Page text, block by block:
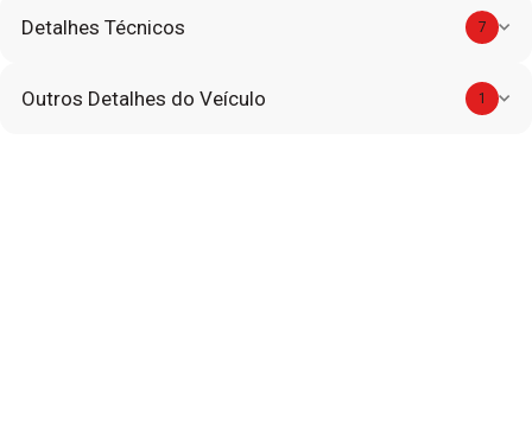
Detalhes Técnicos 7
Outros Detalhes do Veículo 1